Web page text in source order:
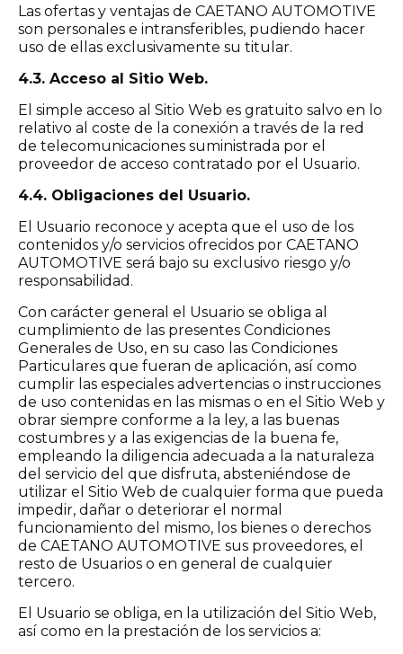
Las ofertas y ventajas de CAETANO AUTOMOTIVE
son personales e intransferibles, pudiendo hacer
uso de ellas exclusivamente su titular.
4.3. Acceso al Sitio Web.
El simple acceso al Sitio Web es gratuito salvo en lo
relativo al coste de la conexión a través de la red
de telecomunicaciones suministrada por el
proveedor de acceso contratado por el Usuario.
4.4. Obligaciones del Usuario.
El Usuario reconoce y acepta que el uso de los
contenidos y/o servicios ofrecidos por CAETANO
AUTOMOTIVE será bajo su exclusivo riesgo y/o
responsabilidad.
Con carácter general el Usuario se obliga al
cumplimiento de las presentes Condiciones
Generales de Uso, en su caso las Condiciones
Particulares que fueran de aplicación, así como
cumplir las especiales advertencias o instrucciones
de uso contenidas en las mismas o en el Sitio Web y
obrar siempre conforme a la ley, a las buenas
costumbres y a las exigencias de la buena fe,
empleando la diligencia adecuada a la naturaleza
del servicio del que disfruta, absteniéndose de
utilizar el Sitio Web de cualquier forma que pueda
impedir, dañar o deteriorar el normal
funcionamiento del mismo, los bienes o derechos
de CAETANO AUTOMOTIVE sus proveedores, el
resto de Usuarios o en general de cualquier
tercero.
El Usuario se obliga, en la utilización del Sitio Web,
así como en la prestación de los servicios a: